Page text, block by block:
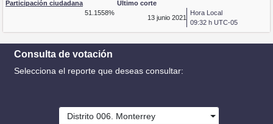
Participación ciudadana
51.1558%
Último corte
13 junio 2021
Hora Local
09:32 h UTC-05
Consulta de votación
Selecciona el reporte que deseas consultar:
Distrito 006. Monterrey